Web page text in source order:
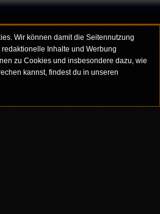
Wir können damit die Seitennutzung
Inhalte und Werbung
zu Cookies und insbesondere dazu, wie
kannst, findest du in unseren